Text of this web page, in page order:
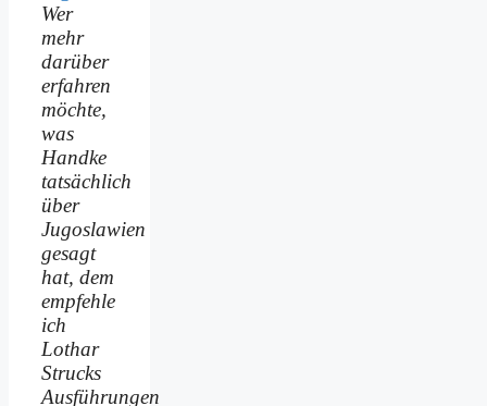
Wer
mehr
darüber
erfahren
möchte,
was
Handke
tatsächlich
über
Jugoslawien
gesagt
hat, dem
empfehle
ich
Lothar
Strucks
Ausführungen